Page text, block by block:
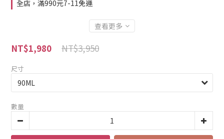
全店，滿990元7-11免運
查看更多
NT$3,950
NT$1,980
尺寸
數量